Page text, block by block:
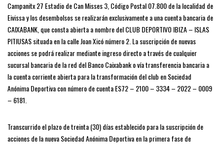
Campanitx 27 Estadio de Can Misses 3, Código Postal 07.800 de la localidad de
Eivissa y los desembolsos se realizarán exclusivamente a una cuenta bancaria de
CAIXABANK, que consta abierta a nombre del CLUB DEPORTIVO IBIZA – ISLAS
PITIUSAS situada en la calle Joan Xicó número 2. La suscripción de nuevas
acciones se podrá realizar mediante ingreso directo a través de cualquier
sucursal bancaria de la red del Banco Caixabank o vía transferencia bancaria a
la cuenta corriente abierta para la transformación del club en Sociedad
Anónima Deportiva con número de cuenta ES72 – 2100 – 3334 – 2022 – 0009
– 6181.
Transcurrido el plazo de treinta (30) días establecido para la suscripción de
acciones de la nueva Sociedad Anónima Deportiva en la primera fase de